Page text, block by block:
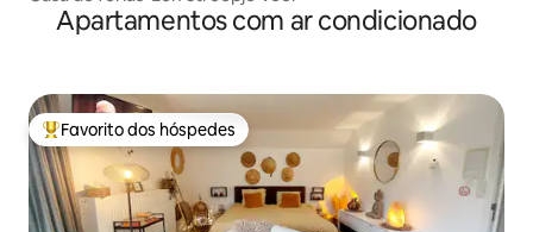
Apartamentos com ar condicionado
Favoritos dos hóspedes mais apreciados
Favorito dos hóspedes